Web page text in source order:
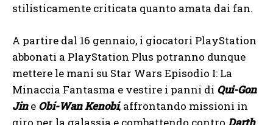
stilisticamente criticata quanto amata dai fan.
A partire dal 16 gennaio, i giocatori PlayStation
abbonati a PlayStation Plus potranno dunque
mettere le mani su Star Wars Episodio I: La
Minaccia Fantasma e vestire i panni di Qui-Gon
Jin e Obi-Wan Kenobi, affrontando missioni in
giro per la galassia e combattendo contro Darth